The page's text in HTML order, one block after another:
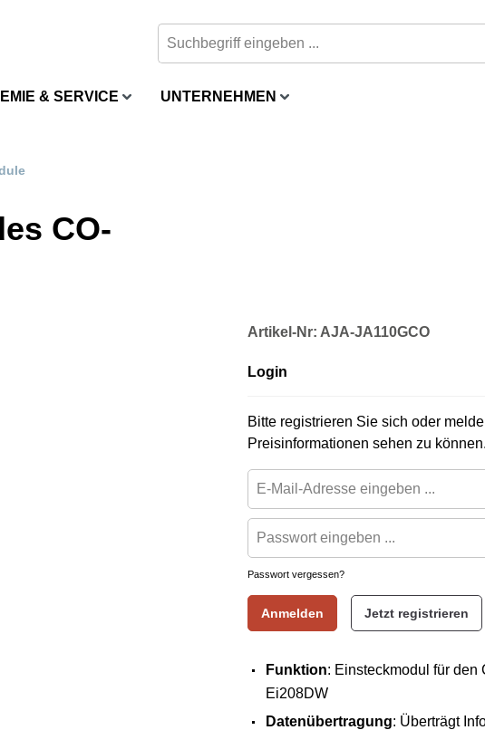
& SERVICE UNTERNEHMEN
CO-
Artikel-Nr: AJA-JA110GCO
Login
Bitte registrieren Sie sich oder
Preisinformationen sehen zu können.
Passwort vergessen?
Anmelden Jetzt registrieren
Funktion: Einsteckmodul für den
Ei208DW
Datenübertragung: Überträgt